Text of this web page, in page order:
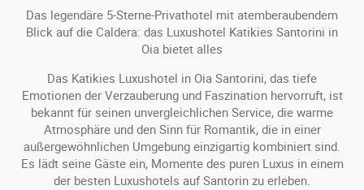
Das legendäre 5-Sterne-Privathotel mit atemberaubendem
Blick auf die Caldera: das Luxushotel Katikies Santorini in
Oia bietet alles
Das Katikies Luxushotel in Oia Santorini, das tiefe
Emotionen der Verzauberung und Faszination hervorruft, ist
bekannt für seinen unvergleichlichen Service, die warme
Atmosphäre und den Sinn für Romantik, die in einer
außergewöhnlichen Umgebung einzigartig kombiniert sind.
Es lädt seine Gäste ein, Momente des puren Luxus in einem
der besten Luxushotels auf Santorin zu erleben.